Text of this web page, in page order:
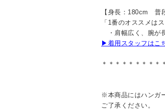
【身長：180cm 普
「1番のオススメは
・肩幅広く、腕が
▶着用スタッフはこ
＊＊＊＊＊＊＊＊＊
※本商品にはハンガ
ご了承ください。